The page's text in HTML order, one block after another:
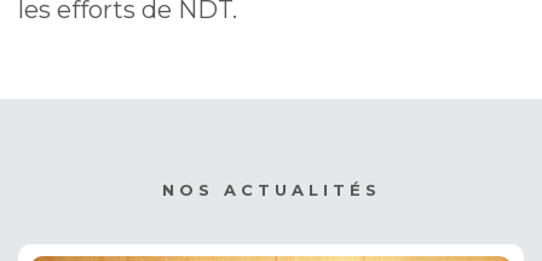
les efforts de NDT.
NOS ACTUALITÉS